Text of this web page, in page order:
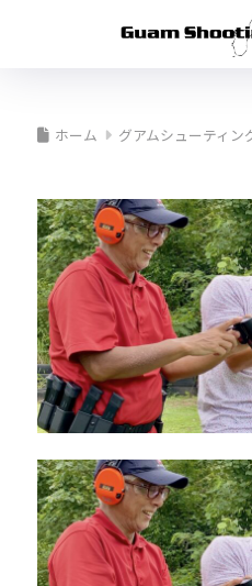
ホーム グアムシューティン